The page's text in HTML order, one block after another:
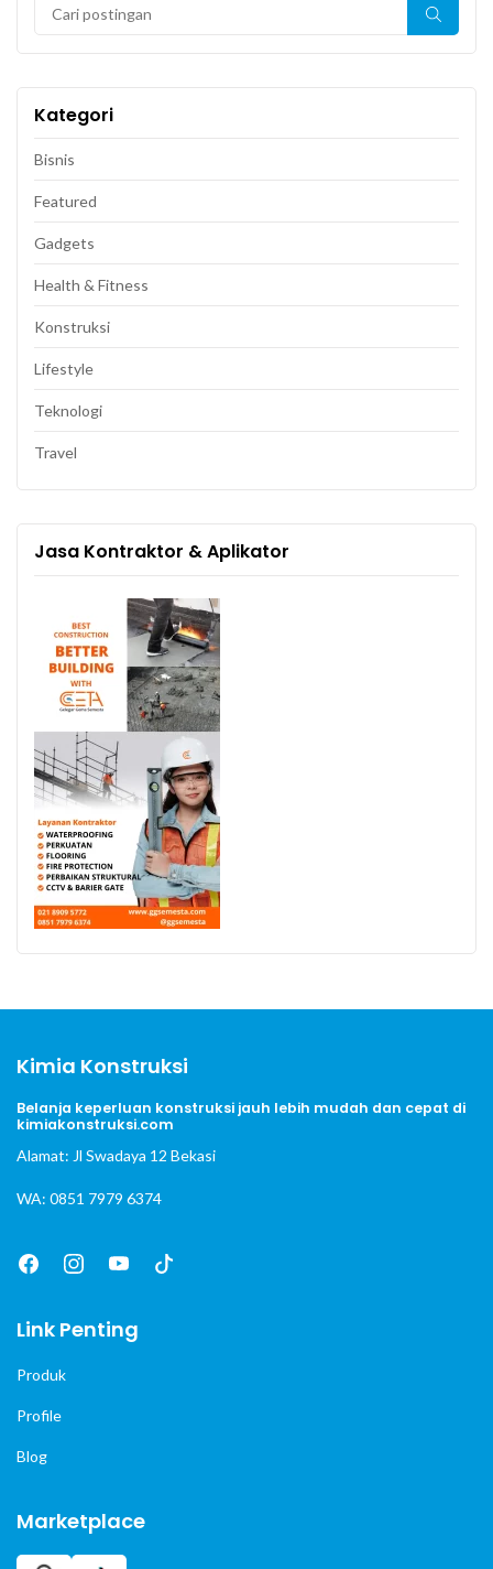
Kategori
Bisnis
Featured
Gadgets
Health & Fitness
Konstruksi
Lifestyle
Teknologi
Travel
Jasa Kontraktor & Aplikator
Kimia Konstruksi
Belanja keperluan konstruksi jauh lebih mudah dan cepat di
kimiakonstruksi.com
Alamat: Jl Swadaya 12 Bekasi
WA: 0851 7979 6374
Link Penting
Produk
Profile
Blog
Marketplace